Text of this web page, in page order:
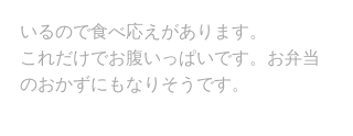
いるので食べ応えがあります。
これだけでお腹いっぱいです。お弁当
のおかずにもなりそうです。